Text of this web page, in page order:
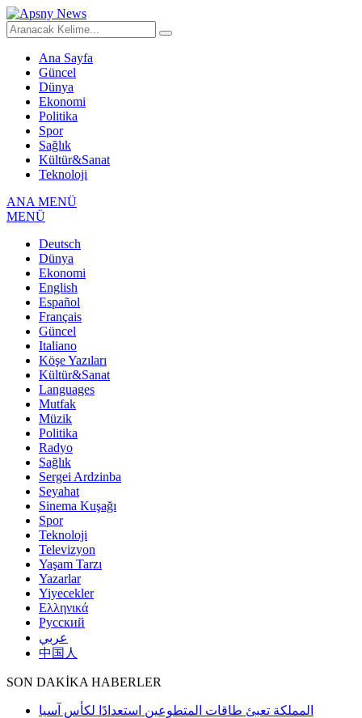
Ana Sayfa
Güncel
Dünya
Ekonomi
Politika
Spor
Sağlık
Kültür&Sanat
Teknoloji
ANA MENÜ
MENÜ
Deutsch
Dünya
Ekonomi
English
Español
Français
Güncel
Italiano
Köşe Yazıları
Kültür&Sanat
Languages
Mutfak
Müzik
Politika
Radyo
Sağlık
Sergei Ardzinba
Seyahat
Sinema Kuşağı
Spor
Teknoloji
Televizyon
Yaşam Tarzı
Yazarlar
Yiyecekler
Ελληνικά
Русский
عربي
中国人
SON DAKİKA HABERLER
المملكة تعبئ طاقات المتطوعين استعدادًا لكأس آسيا